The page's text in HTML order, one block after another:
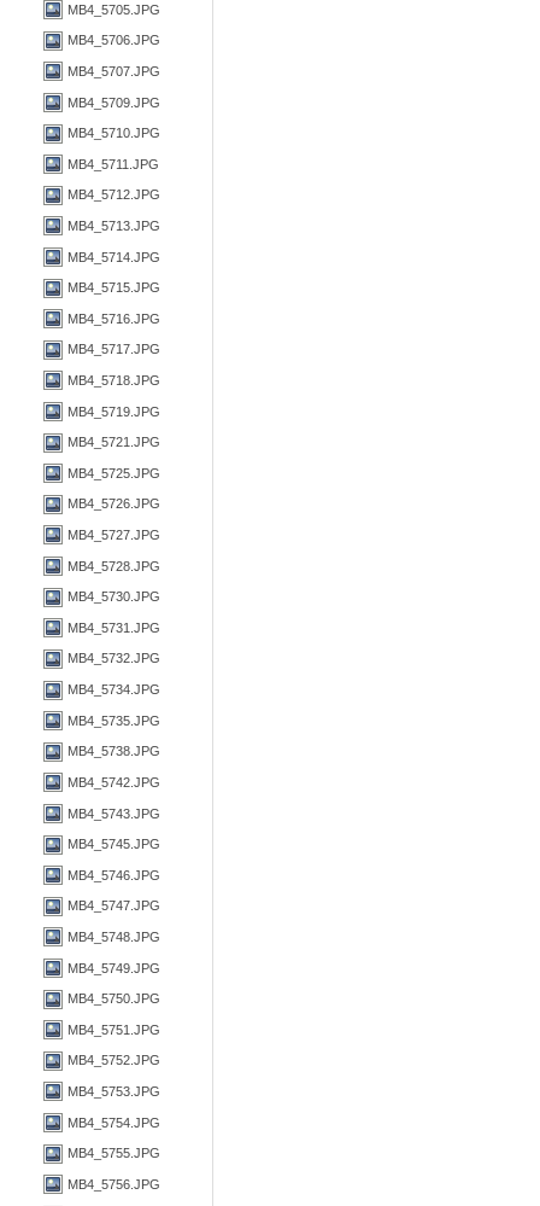
MB4_5705.JPG
MB4_5706.JPG
MB4_5707.JPG
MB4_5709.JPG
MB4_5710.JPG
MB4_5711.JPG
MB4_5712.JPG
MB4_5713.JPG
MB4_5714.JPG
MB4_5715.JPG
MB4_5716.JPG
MB4_5717.JPG
MB4_5718.JPG
MB4_5719.JPG
MB4_5721.JPG
MB4_5725.JPG
MB4_5726.JPG
MB4_5727.JPG
MB4_5728.JPG
MB4_5730.JPG
MB4_5731.JPG
MB4_5732.JPG
MB4_5734.JPG
MB4_5735.JPG
MB4_5738.JPG
MB4_5742.JPG
MB4_5743.JPG
MB4_5745.JPG
MB4_5746.JPG
MB4_5747.JPG
MB4_5748.JPG
MB4_5749.JPG
MB4_5750.JPG
MB4_5751.JPG
MB4_5752.JPG
MB4_5753.JPG
MB4_5754.JPG
MB4_5755.JPG
MB4_5756.JPG